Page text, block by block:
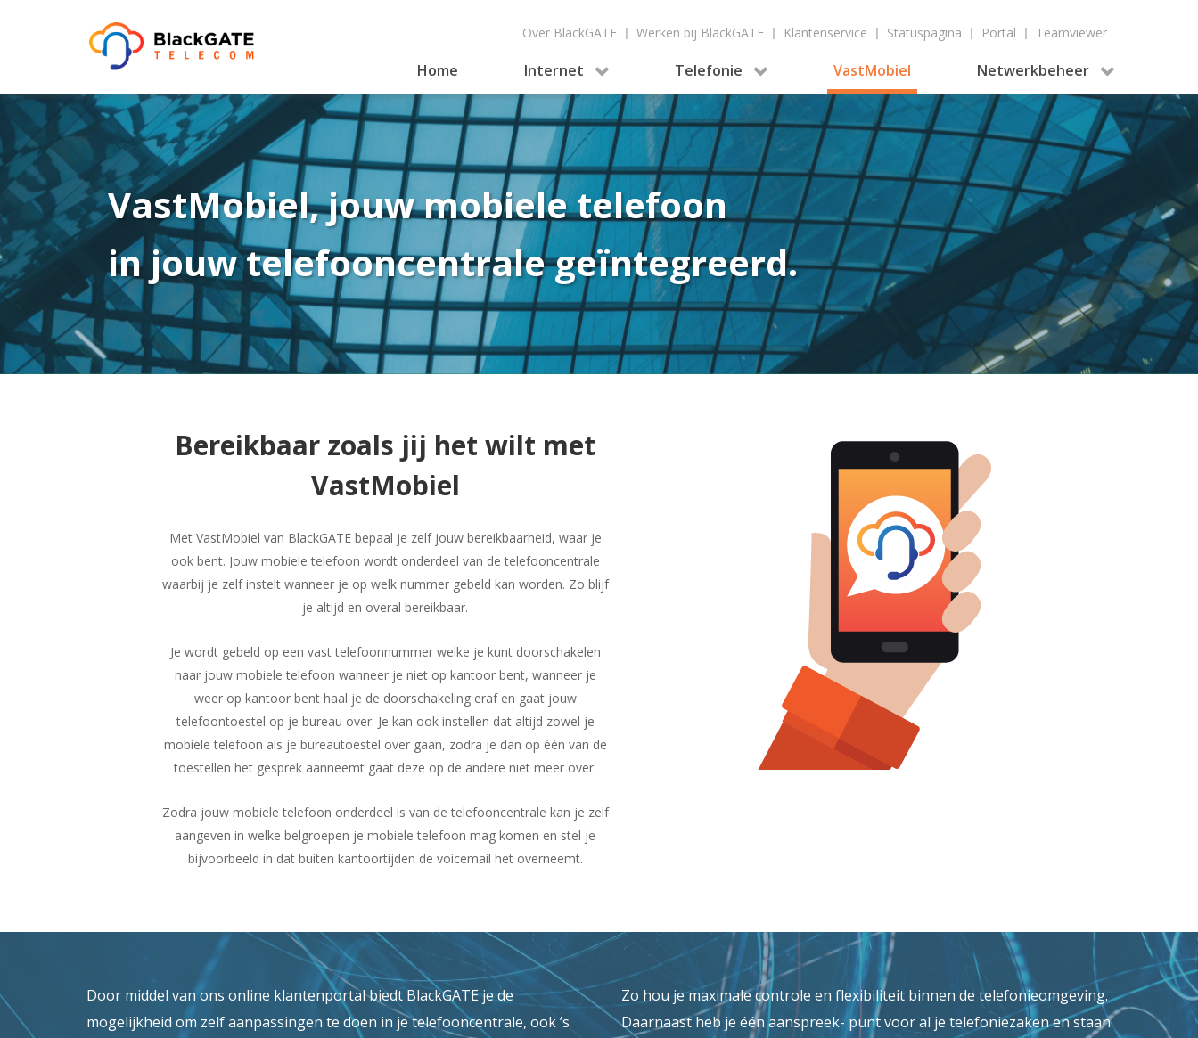
Over BlackGATE | Werken bij BlackGATE | Klantenservice | Statuspagina | Portal | Teamviewer
Home Internet Telefonie VastMobiel Netwerkbeheer
VastMobiel, jouw mobiele telefoon
in jouw telefooncentrale geïntegreerd.
Bereikbaar zoals jij het wilt met
VastMobiel
Met VastMobiel van BlackGATE bepaal je zelf jouw bereikbaarheid, waar je
ook bent. Jouw mobiele telefoon wordt onderdeel van de telefooncentrale
waarbij je zelf instelt wanneer je op welk nummer gebeld kan worden. Zo blijf
je altijd en overal bereikbaar.
Je wordt gebeld op een vast telefoonnummer welke je kunt doorschakelen
naar jouw mobiele telefoon wanneer je niet op kantoor bent, wanneer je
weer op kantoor bent haal je de doorschakeling eraf en gaat jouw
telefoontoestel op je bureau over. Je kan ook instellen dat altijd zowel je
mobiele telefoon als je bureautoestel over gaan, zodra je dan op één van de
toestellen het gesprek aanneemt gaat deze op de andere niet meer over.
Zodra jouw mobiele telefoon onderdeel is van de telefooncentrale kan je zelf
aangeven in welke belgroepen je mobiele telefoon mag komen en stel je
bijvoorbeeld in dat buiten kantoortijden de voicemail het overneemt.
Door middel van ons online klantenportal biedt BlackGATE je de
mogelijkheid om zelf aanpassingen te doen in je telefooncentrale, ook ’s
Zo hou je maximale controle en flexibiliteit binnen de telefonieomgeving.
Daarnaast heb je één aanspreek- punt voor al je telefoniezaken en staan